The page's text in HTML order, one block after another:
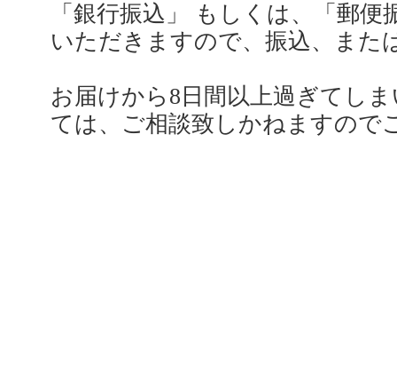
「銀行振込」 もしくは、「郵
いただきますので、振込、また
お届けから8日間以上過ぎてし
ては、ご相談致しかねますので